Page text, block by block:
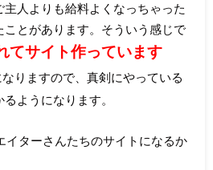
人よりも給料よくなっちゃった
とがあります。そういう感じで
てサイト作っています
りますので、真剣にやっている
ようになります。
イターさんたちのサイトになるか